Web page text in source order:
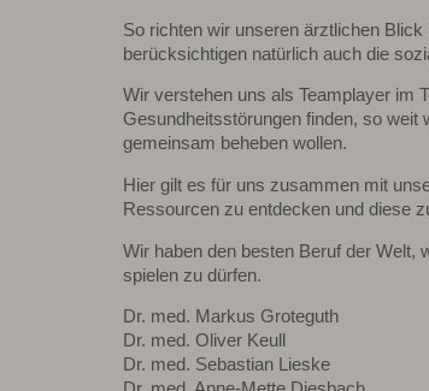
So richten wir unseren ärztlichen
berücksichtigen natürlich auch die
Wir verstehen uns als Teamplayer im
Gesundheitsstörungen finden, so
gemeinsam beheben wollen.
Hier gilt es für uns zusammen mit
Ressourcen zu entdecken und diese
Wir haben den besten Beruf der Welt,
spielen zu dürfen.
Dr. med. Markus Groteguth
Dr. med. Oliver Keull
Dr. med. Sebastian Lieske